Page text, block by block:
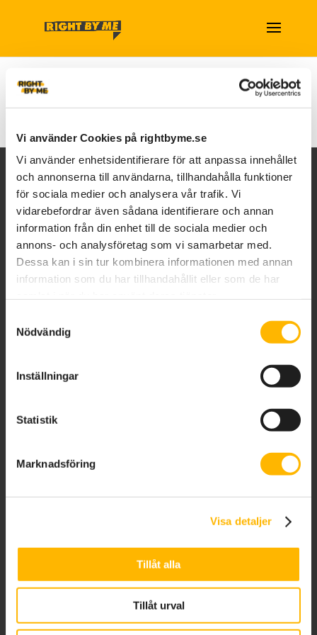
Vi använder Cookies på rightbyme.se
Vi använder enhetsidentifierare för att anpassa innehållet
och annonserna till användarna, tillhandahålla funktioner
för sociala medier och analysera vår trafik. Vi
vidarebefordrar även sådana identifierare och annan
information från din enhet till de sociala medier och
annons- och analysföretag som vi samarbetar med.
Dessa kan i sin tur kombinera informationen med annan
information som du har tillhandahållit eller som de har
Nödvändig
Inställningar
Statistik
Marknadsföring
Visa detaljer
Tillåt alla
Tillåt urval
LÄS MER
Vilka vi är
Vad vi gör
Anna Lind – Grundare & generalsekreterare
Org nr.